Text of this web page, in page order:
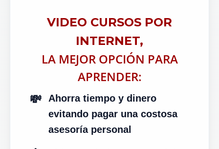
VIDEO CURSOS POR
INTERNET,
LA MEJOR OPCIÓN PARA
APRENDER:
💸
Ahorra tiempo y dinero
evitando pagar una costosa
asesoría personal